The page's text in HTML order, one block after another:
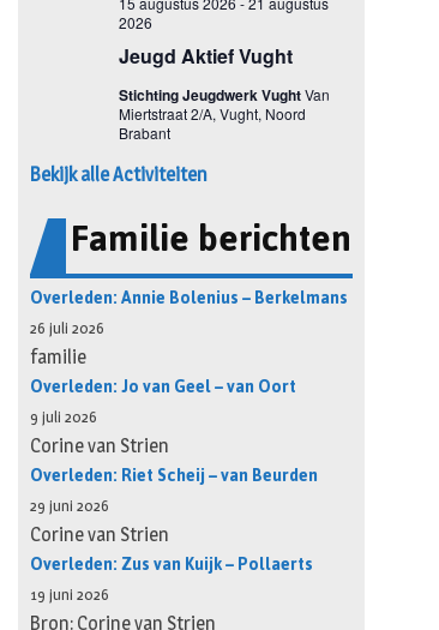
Bekijk alle Activiteiten
Familie berichten
Overleden: Annie Bolenius – Berkelmans
26 juli 2026
familie
Overleden: Jo van Geel – van Oort
9 juli 2026
Corine van Strien
Overleden: Riet Scheij – van Beurden
29 juni 2026
Corine van Strien
Overleden: Zus van Kuijk – Pollaerts
19 juni 2026
Bron: Corine van Strien